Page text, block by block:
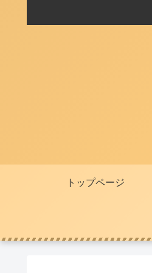
トップページ